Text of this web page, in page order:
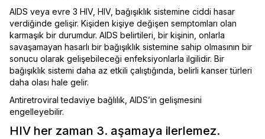
AIDS veya evre 3 HIV, HIV, bağışıklık sistemine ciddi hasar
verdiğinde gelişir. Kişiden kişiye değişen semptomları olan
karmaşık bir durumdur. AIDS belirtileri, bir kişinin, onlarla
savaşamayan hasarlı bir bağışıklık sistemine sahip olmasının bir
sonucu olarak gelişebileceği enfeksiyonlarla ilgilidir. Bir
bağışıklık sistemi daha az etkili çalıştığında, belirli kanser türleri
daha olası hale gelir.
Antiretroviral tedaviye bağlılık, AIDS’in gelişmesini
engelleyebilir.
HIV her zaman 3. aşamaya ilerlemez.